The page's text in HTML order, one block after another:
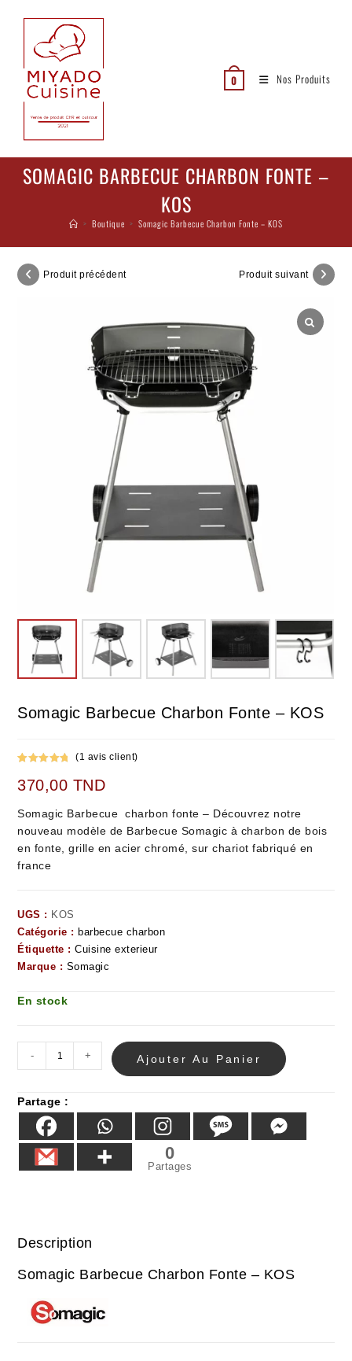
0 Nos Produits
SOMAGIC BARBECUE CHARBON FONTE –
KOS
> Boutique > Somagic Barbecue Charbon Fonte – KOS
Produit précédent Produit suivant
Somagic Barbecue Charbon Fonte – KOS
sur 5
notation
client
(1 avis client)
370,00 TND
Somagic Barbecue charbon fonte – Découvrez notre
nouveau modèle de Barbecue Somagic à charbon de bois
en fonte, grille en acier chromé, sur chariot fabriqué en
france
UGS : KOS
Catégorie : barbecue charbon
Étiquette :Cuisine exterieur
Marque : Somagic
En stock
- + Ajouter Au Panier
Partage :
0
Partages
Description
Somagic Barbecue Charbon Fonte – KOS